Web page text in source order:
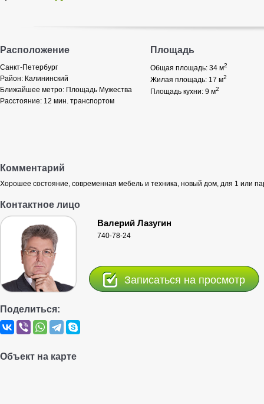
Расположение
Санкт-Петербург
Район: Калининский
Ближайшее метро: Площадь Мужества
Расстояние: 12 мин. транспортом
Площадь
Общая площадь: 34 м2
Жилая площадь: 17 м2
Площадь кухни: 9 м2
Комментарий
Хорошее состояние, современная мебель и техника, новый дом, для 1 или
Контактное лицо
Валерий Лазугин
740-78-24
Записаться на просмотр
Поделиться:
Объект на карте